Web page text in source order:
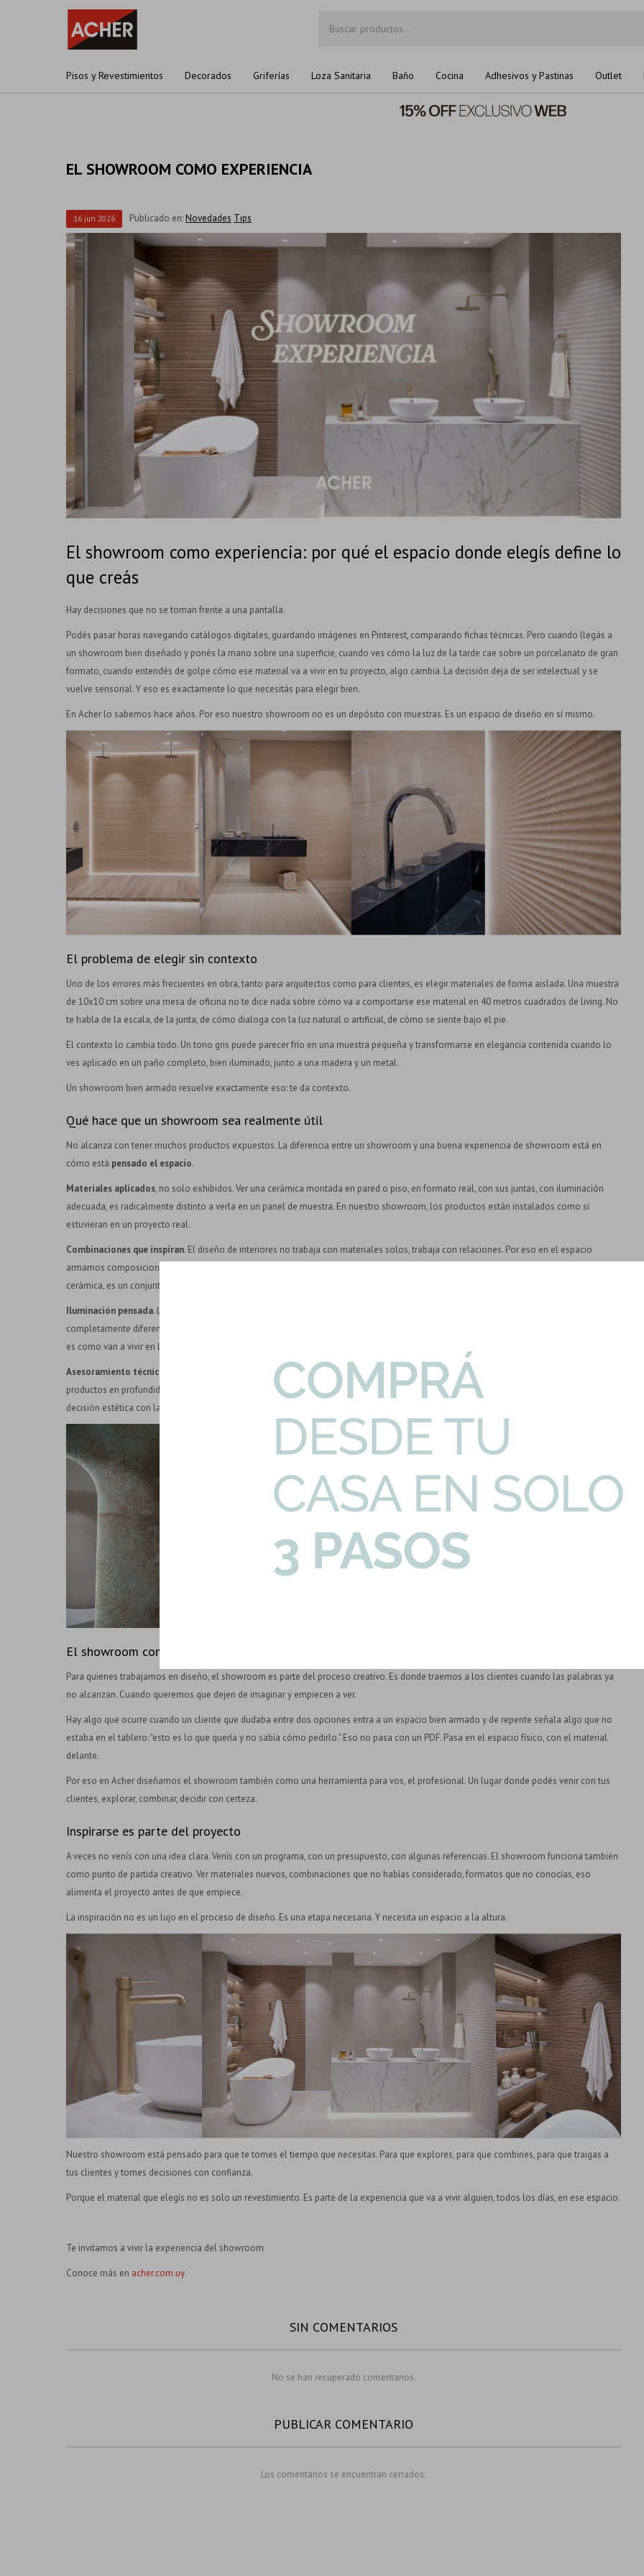
Pisos y Revestimientos Decorados Griferías Loza Sanitaria Baño Cocina Adhesivos y Pastinas Outlet
EL SHOWROOM COMO EXPERIENCIA
16 jun 2026 Publicado en: Novedades Tips
El showroom como experiencia: por qué el espacio donde elegís define lo
que creás
Hay decisiones que no se toman frente a una pantalla.
Podés pasar horas navegando catálogos digitales, guardando imágenes en Pinterest, comparando fichas técnicas. Pero cuando llegás a
un showroom bien diseñado y ponés la mano sobre una superficie, cuando ves cómo la luz de la tarde cae sobre un porcelanato de gran
formato, cuando entendés de golpe cómo ese material va a vivir en tu proyecto, algo cambia. La decisión deja de ser intelectual y se
vuelve sensorial. Y eso es exactamente lo que necesitás para elegir bien.
En Acher lo sabemos hace años. Por eso nuestro showroom no es un depósito con muestras. Es un espacio de diseño en sí mismo.
El problema de elegir sin contexto
Uno de los errores más frecuentes en obra, tanto para arquitectos como para clientes, es elegir materiales de forma aislada. Una muestra
de 10x10 cm sobre una mesa de oficina no te dice nada sobre cómo va a comportarse ese material en 40 metros cuadrados de living. No
te habla de la escala, de la junta, de cómo dialoga con la luz natural o artificial, de cómo se siente bajo el pie.
El contexto lo cambia todo. Un tono gris puede parecer frío en una muestra pequeña y transformarse en elegancia contenida cuando lo
ves aplicado en un paño completo, bien iluminado, junto a una madera y un metal.
Un showroom bien armado resuelve exactamente eso: te da contexto.
Qué hace que un showroom sea realmente útil
No alcanza con tener muchos productos expuestos. La diferencia entre un showroom y una buena experiencia de showroom está en
cómo está pensado el espacio.
Materiales aplicados, no solo exhibidos. Ver una cerámica montada en pared o piso, en formato real, con sus juntas, con iluminación
adecuada, es radicalmente distinto a verla en un panel de muestra. En nuestro showroom, los productos están instalados como si
estuvieran en un proyecto real.
Combinaciones que inspiran. El diseño de interiores no trabaja con materiales solos, trabaja con relaciones. Por eso en el espacio
armamos composiciones: revestimientos con pisos, con maderas, con metales, con distintos tipos de luz. Porque lo que buscás no es una
cerámica, es un conjunto.
Iluminación pensada. La luz transforma los materiales. Una superficie texturada bajo luz rasante muestra su relieve de forma
completamente diferente a bajo luz cenital. Un showroom honesto muestra sus productos bajo condiciones de luz variadas, porque así
es como van a vivir en la realidad.
Asesoramiento técnico
en el espacio. Un showroom de calidad no te deja solo frente a las muestras. Tiene personas que conocen los
productos en profundidad: sus especificaciones técnicas, sus condiciones de uso, sus limitaciones. Que pueden ayudarte a cruzar la
decisión estética con la decisión correcta para cada aplicación.
El showroom como herramienta de trabajo para arquitectos y diseñadores
Para quienes trabajamos en diseño, el showroom es parte del proceso creativo. Es donde traemos a los clientes cuando las palabras ya
no alcanzan. Cuando queremos que dejen de imaginar y empiecen a ver.
Hay algo que ocurre cuando un cliente que dudaba entre dos opciones entra a un espacio bien armado y de repente señala algo que no
estaba en el tablero: "esto es lo que quería y no sabía cómo pedirlo." Eso no pasa con un PDF. Pasa en el espacio físico, con el material
delante.
Por eso en Acher diseñamos el showroom también como una herramienta para vos, el profesional. Un lugar donde podés venir con tus
clientes, explorar, combinar, decidir con certeza.
Inspirarse es parte del proyecto
A veces no venís con una idea clara. Venís con un programa, con un presupuesto, con algunas referencias. El showroom funciona también
como punto de partida creativo. Ver materiales nuevos, combinaciones que no habías considerado, formatos que no conocías, eso
alimenta el proyecto antes de que empiece.
La inspiración no es un lujo en el proceso de diseño. Es una etapa necesaria. Y necesita un espacio a la altura.
Nuestro showroom está pensado para que te tomes el tiempo que necesitas. Para que explores, para que combines, para que traigas a
tus clientes y tomes decisiones con confianza.
Porque el material que elegís no es solo un revestimiento. Es parte de la experiencia que va a vivir alguien, todos los días, en ese espacio.
Te invitamos a vivir la experiencia del showroom
Conoce más en acher.com.uy
SIN COMENTARIOS
No se han recuperado comentarios.
PUBLICAR COMENTARIO
Los comentarios se encuentran cerrados.